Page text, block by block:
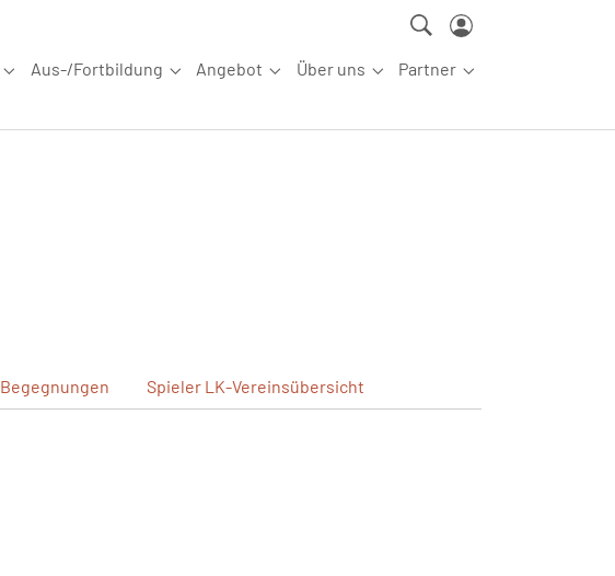
Submenu for "Wettkampfsport"
Aus-/Fortbildung
Submenu for "Aus-/Fortbildung"
Angebot
Submenu for "Angebot"
Über uns
Submenu for "Über uns"
Partner
Submenu for
Begegnungen Spieler LK-Vereinsübersicht